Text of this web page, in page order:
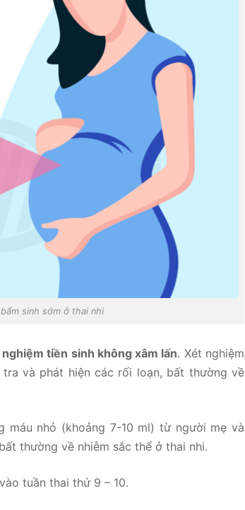
sinh sớm ở thai nhi
tiền sinh không xâm lấn. Xét nghiệm
và phát hiện các rối loạn, bất thường về
máu nhỏ (khoảng 7-10 ml) từ người mẹ và
thường về nhiễm sắc thể ở thai nhi.
tuần thai thứ 9 – 10.